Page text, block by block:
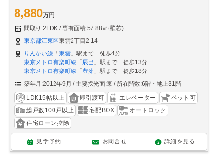
8,880万円
間取り:2LDK
専有面積:57.88㎡(壁芯)
東京都江東区東雲2丁目2-14
りんかい線 「 東雲 」駅まで 徒歩4分
東京メトロ有楽町線 「 辰巳 」駅まで 徒歩13分
東京メトロ有楽町線 「 豊洲 」駅まで 徒歩18分
築年月:2012年9月
主要採光面:東 所在階数:6階・地上31階
LDK15帖以上 即引渡可 エレベーター
ペット可
総戸数100戸以上
宅配BOX
オートロック
住宅ローン控除
見学予約 お問合せ 詳細を見る